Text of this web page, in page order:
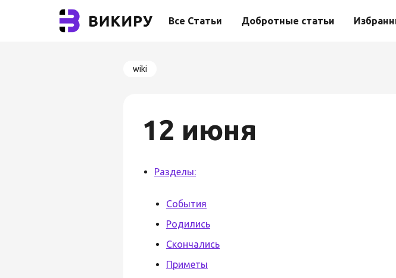
Все Статьи Добротные статьи
wiki
12 июня
Разделы:
События
Родились
Скончались
Приметы